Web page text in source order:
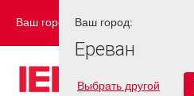
Ваш город: ЕРЕВАН
Ваш город:
Ереван
Выбрать другой